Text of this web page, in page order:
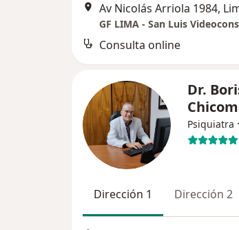
Av Nicolás Arriola 1984,
Consulta online
Dr.
Psiquiatra ·
Dirección 1 Dirección 2